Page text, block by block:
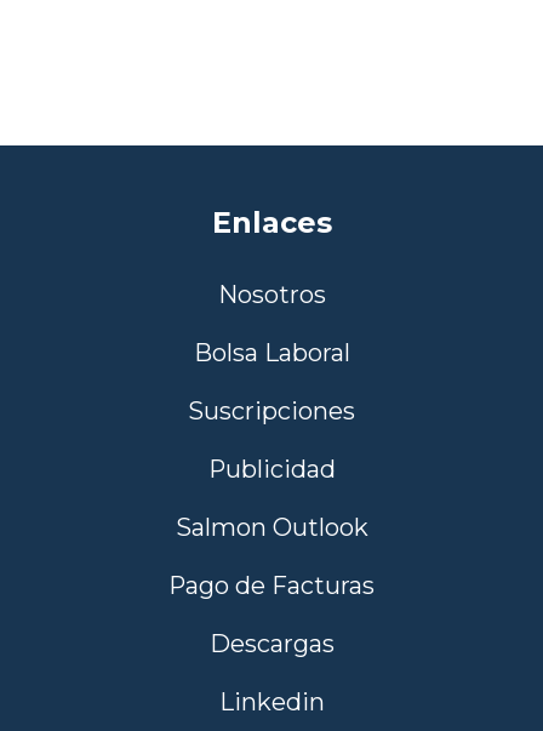
Enlaces
Nosotros
Bolsa Laboral
Suscripciones
Publicidad
Salmon Outlook
Pago de Facturas
Descargas
Linkedin